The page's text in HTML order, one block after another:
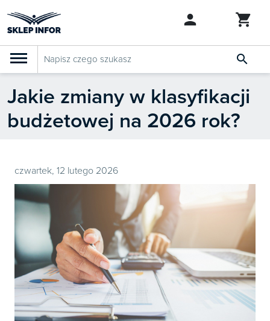
PRODUKTY
SZUKAJ PODOBNYCH PRODUKTÓW 

Klasyfikacja budżetowa 2027
Szkolenia
KSeF
Dziennik Gazeta Prawna
Bestsellery 
Nowości 
Zapowiedzi 
Jakie zmiany w klasyfikacji
budżetowej na 2026 rok?
czwartek, 12 lutego 2026